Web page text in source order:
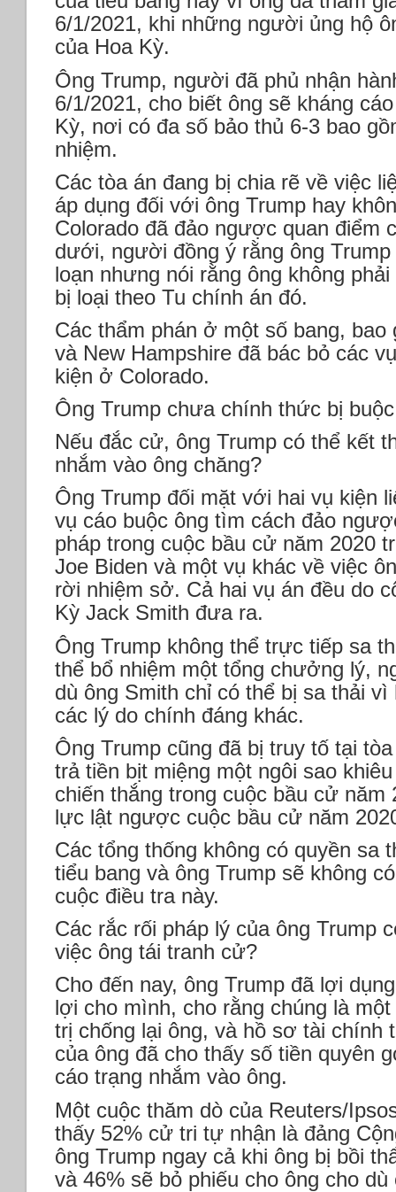
6/1/2021, khi những người ủng hộ
của Hoa Kỳ.
Ông Trump, người đã phủ nhận
6/1/2021, cho biết ông sẽ kháng
Kỳ, nơi có đa số bảo thủ 6-3 bao
nhiệm.
Các tòa án đang bị chia rẽ về việc
áp dụng đối với ông Trump hay
Colorado đã đảo ngược quan điểm
dưới, người đồng ý rằng ông
loạn nhưng nói rằng ông không phải
bị loại theo Tu chính án đó.
Các thẩm phán ở một số bang, bao
và New Hampshire đã bác bỏ các
kiện ở Colorado.
Ông Trump chưa chính thức bị
Nếu đắc cử, ông Trump có thể kết
nhắm vào ông chăng?
Ông Trump đối mặt với hai vụ kiện
vụ cáo buộc ông tìm cách đảo
pháp trong cuộc bầu cử năm 2020
Joe Biden và một vụ khác về việc
rời nhiệm sở. Cả hai vụ án đều do
Kỳ Jack Smith đưa ra.
Ông Trump không thể trực tiếp sa
thể bổ nhiệm một tổng chưởng lý,
dù ông Smith chỉ có thể bị sa thải
các lý do chính đáng khác.
Ông Trump cũng đã bị truy tố tại
trả tiền bịt miệng một ngôi sao
chiến thắng trong cuộc bầu cử năm
lực lật ngược cuộc bầu cử năm
Các tổng thống không có quyền sa
tiểu bang và ông Trump sẽ không
cuộc điều tra này.
Các rắc rối pháp lý của ông Trump
việc ông tái tranh cử?
Cho đến nay, ông Trump đã lợi
lợi cho mình, cho rằng chúng là
trị chống lại ông, và hồ sơ tài chính
của ông đã cho thấy số tiền quyên
cáo trạng nhắm vào ông.
Một cuộc thăm dò của Reuters/
thấy 52% cử tri tự nhận là đảng
ông Trump ngay cả khi ông bị bồi
và 46% sẽ bỏ phiếu cho ông cho